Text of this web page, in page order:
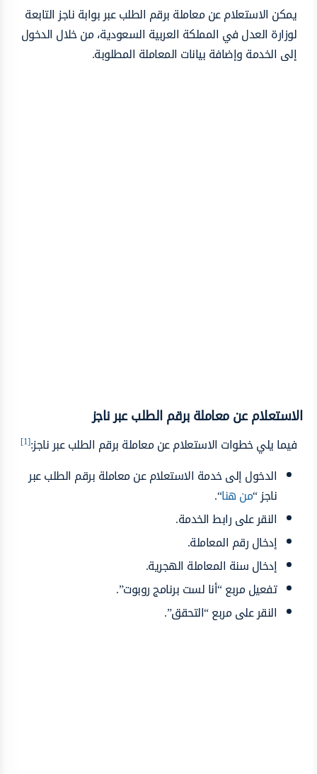
يمكن الاستعلام عن معاملة برقم الطلب عبر بوابة ناجز التابعة
لوزارة العدل في المملكة العربية السعودية، من خلال الدخول
إلى الخدمة وإضافة بيانات المعاملة المطلوبة.
الاستعلام عن معاملة برقم الطلب عبر ناجز
فيما يلي خطوات الاستعلام عن معاملة برقم الطلب عبر ناجز:[1]
الدخول إلى خدمة الاستعلام عن معاملة برقم الطلب عبر
ناجز “من هنا“.
النقر على رابط الخدمة.
إدخال رقم المعاملة.
إدخال سنة المعاملة الهجرية.
تفعيل مربع “أنا لست برنامج روبوت”.
النقر على مربع “التحقق”.